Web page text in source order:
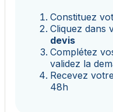
Constituez
Cliquez dans
devis
Complétez
validez la
Recevez
48h